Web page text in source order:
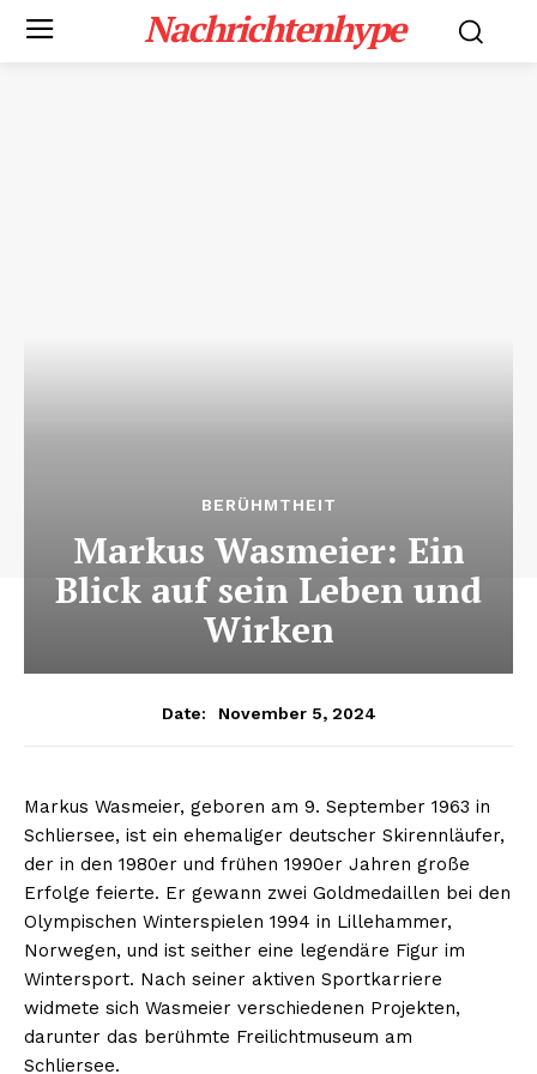
Nachrichtenhype
BERÜHMTHEIT
Markus Wasmeier: Ein
Blick auf sein Leben und
Wirken
Date: November 5, 2024
Markus Wasmeier, geboren am 9. September 1963 in
Schliersee, ist ein ehemaliger deutscher Skirennläufer,
der in den 1980er und frühen 1990er Jahren große
Erfolge feierte. Er gewann zwei Goldmedaillen bei den
Olympischen Winterspielen 1994 in Lillehammer,
Norwegen, und ist seither eine legendäre Figur im
Wintersport. Nach seiner aktiven Sportkarriere
widmete sich Wasmeier verschiedenen Projekten,
darunter das berühmte Freilichtmuseum am
Schliersee.